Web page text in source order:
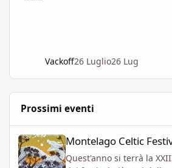
Vackoff26 Luglio26 Lug
Prossimi eventi
Montelago Celtic
Quest'anno si terrà la